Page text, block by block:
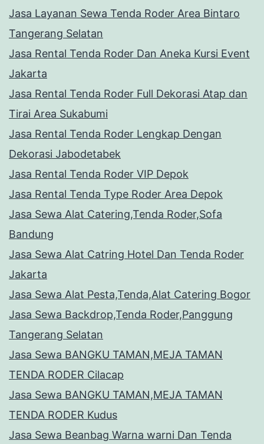
Jasa Layanan Sewa Tenda Roder Area Bintaro
Tangerang Selatan
Jasa Rental Tenda Roder Dan Aneka Kursi Event
Jakarta
Jasa Rental Tenda Roder Full Dekorasi Atap dan
Tirai Area Sukabumi
Jasa Rental Tenda Roder Lengkap Dengan
Dekorasi Jabodetabek
Jasa Rental Tenda Roder VIP Depok
Jasa Rental Tenda Type Roder Area Depok
Jasa Sewa Alat Catering,Tenda Roder,Sofa
Bandung
Jasa Sewa Alat Catring Hotel Dan Tenda Roder
Jakarta
Jasa Sewa Alat Pesta,Tenda,Alat Catering Bogor
Jasa Sewa Backdrop,Tenda Roder,Panggung
Tangerang Selatan
Jasa Sewa BANGKU TAMAN,MEJA TAMAN
TENDA RODER Cilacap
Jasa Sewa BANGKU TAMAN,MEJA TAMAN
TENDA RODER Kudus
Jasa Sewa Beanbag Warna warni Dan Tenda